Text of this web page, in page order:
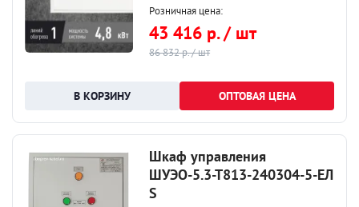
Розничная цена:
43 416 р. / шт
86 832 р. / шт
ОПТОВАЯ ЦЕНА
Шкаф управления
ШУЭО-5.3-Т813-240304-5-ЕЛ
S